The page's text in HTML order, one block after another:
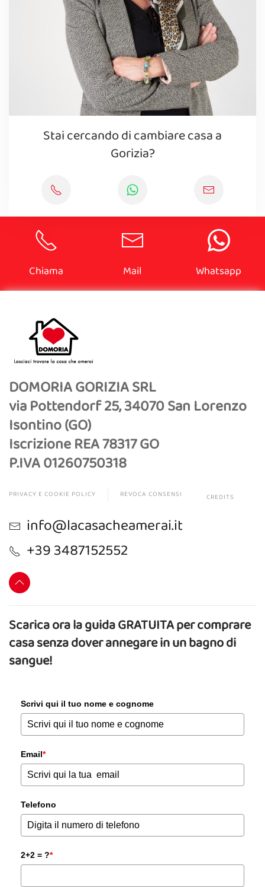
Stai cercando di cambiare casa a
Gorizia?
Chiama Mail Whatsapp
DOMORIA GORIZIA SRL
via Pottendorf 25, 34070 San Lorenzo
Isontino (GO)
Iscrizione REA 78317 GO
P.IVA 01260750318
PRIVACY E COOKIE POLICY REVOCA CONSENSI CREDITS
info@lacasacheamerai.it
+39 3487152552
Scarica ora la guida GRATUITA per comprare
casa senza dover annegare in un bagno di
sangue!
Scrivi qui il tuo nome e cognome
Email*
Telefono
2+2 = ?*